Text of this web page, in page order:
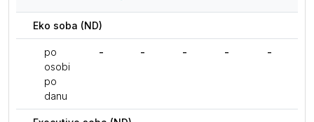
Eko soba (ND)
po
osobi
po
danu
- - - - -